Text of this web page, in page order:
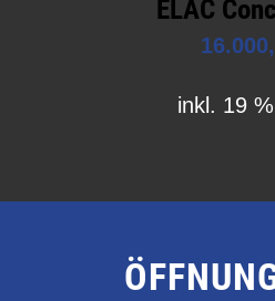
ELAC
inkl. 19